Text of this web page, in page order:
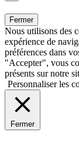
Fermer
Nous utilisons des
expérience de
préférences dans
"Accepter", vous
présents sur notre
Personnaliser les
Fermer